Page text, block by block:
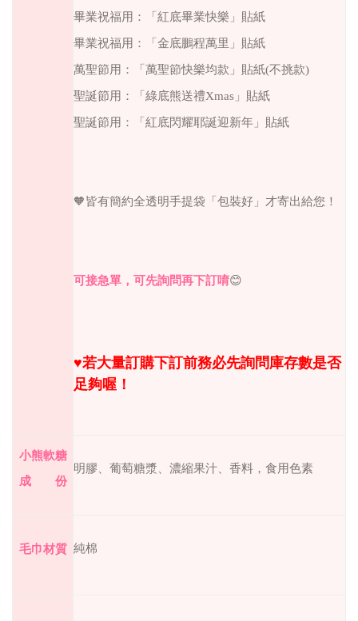
畢業祝福用：「紅底畢業快樂」貼紙
畢業祝福用：「金底鵬程萬里」貼紙
萬聖節用：「萬聖節快樂均款」貼紙(不挑款)
聖誕節用：「綠底熊送禮Xmas 」貼紙
聖誕節用：「紅底閃耀耶誕迎新年」貼紙
🧡皆有簡約全透明手提袋「包裝好」才寄出給您！
可接急單，可先詢問再下訂唷😊
♥︎若大量訂購下訂前務必先詢問庫存數是否
足夠喔！
小熊軟糖
成 份
明膠、葡萄糖漿、濃縮果汁、香料，食用色素
毛巾材質 純棉